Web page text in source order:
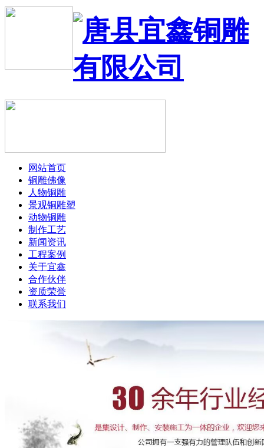
网站首页
铜雕佛像
人物铜雕
景观铜雕塑
动物铜雕
制作工艺
新闻资讯
工程案例
关于宜鑫
合作伙伴
资质荣誉
联系我们